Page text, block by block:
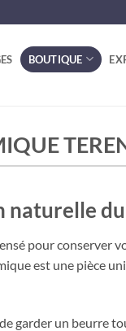
BOUTIQUE
naturelle
pour conserver
est une pièce
garder un beurre